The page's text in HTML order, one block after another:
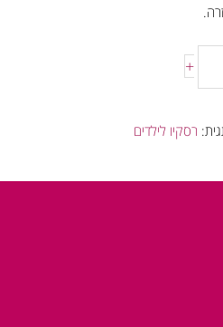
+
רסקיו לילדים